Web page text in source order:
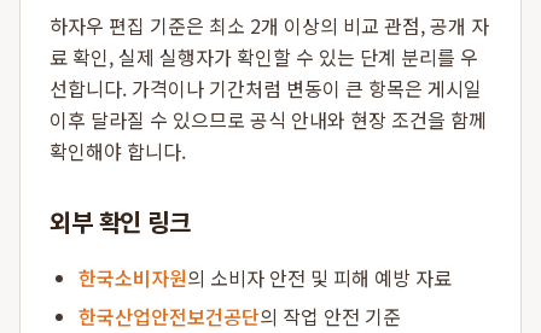
하자우 편집 기준은 최소 2개 이상의 비교 관점, 공개 자
료 확인, 실제 실행자가 확인할 수 있는 단계 분리를 우
선합니다. 가격이나 기간처럼 변동이 큰 항목은 게시일
이후 달라질 수 있으므로 공식 안내와 현장 조건을 함께
확인해야 합니다.
외부 확인 링크
한국소비자원의 소비자 안전 및 피해 예방 자료
한국산업안전보건공단의 작업 안전 기준